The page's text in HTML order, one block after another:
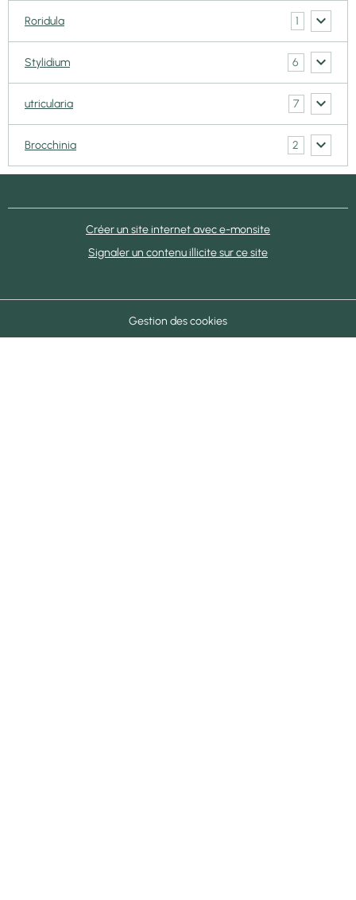
Roridula 1
Stylidium 6
utricularia 7
Brocchinia 2
Créer un site internet avec e-monsite
Signaler un contenu illicite sur ce site
Gestion des cookies